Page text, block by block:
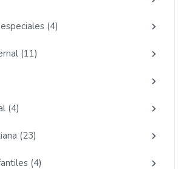
(4)
(11)
(4)
(23)
(4)